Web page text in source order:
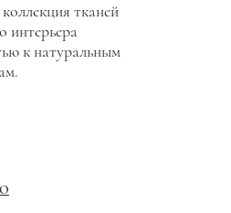
тканей
интерьера
к натуральным